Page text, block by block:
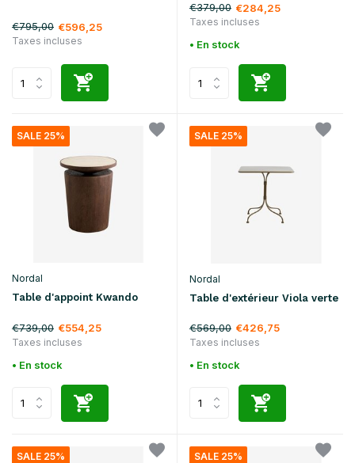
€795,00 €596,25
Taxes incluses
€379,00 €284,25
Taxes incluses
• En stock
SALE 25%
Nordal
Table d'appoint Kwando
€739,00 €554,25
Taxes incluses
• En stock
SALE 25%
Nordal
Table d'extérieur Viola verte
€569,00 €426,75
Taxes incluses
• En stock
SALE 25% SALE 25%